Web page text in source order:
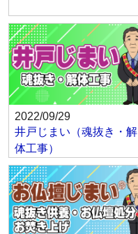
2022/09/29
井戸じまい（魂抜き・解
体工事）